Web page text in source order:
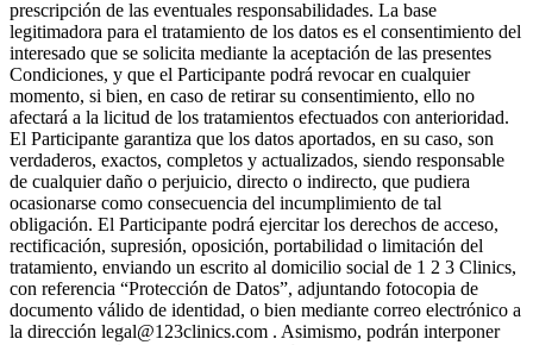
prescripción de las eventuales responsabilidades. La base
legitimadora para el tratamiento de los datos es el consentimiento del
interesado que se solicita mediante la aceptación de las presentes
Condiciones, y que el Participante podrá revocar en cualquier
momento, si bien, en caso de retirar su consentimiento, ello no
afectará a la licitud de los tratamientos efectuados con anterioridad.
El Participante garantiza que los datos aportados, en su caso, son
verdaderos, exactos, completos y actualizados, siendo responsable
de cualquier daño o perjuicio, directo o indirecto, que pudiera
ocasionarse como consecuencia del incumplimiento de tal
obligación. El Participante podrá ejercitar los derechos de acceso,
rectificación, supresión, oposición, portabilidad o limitación del
tratamiento, enviando un escrito al domicilio social de 1 2 3 Clinics,
con referencia “Protección de Datos”, adjuntando fotocopia de
documento válido de identidad, o bien mediante correo electrónico a
la dirección legal@123clinics.com . Asimismo, podrán interponer